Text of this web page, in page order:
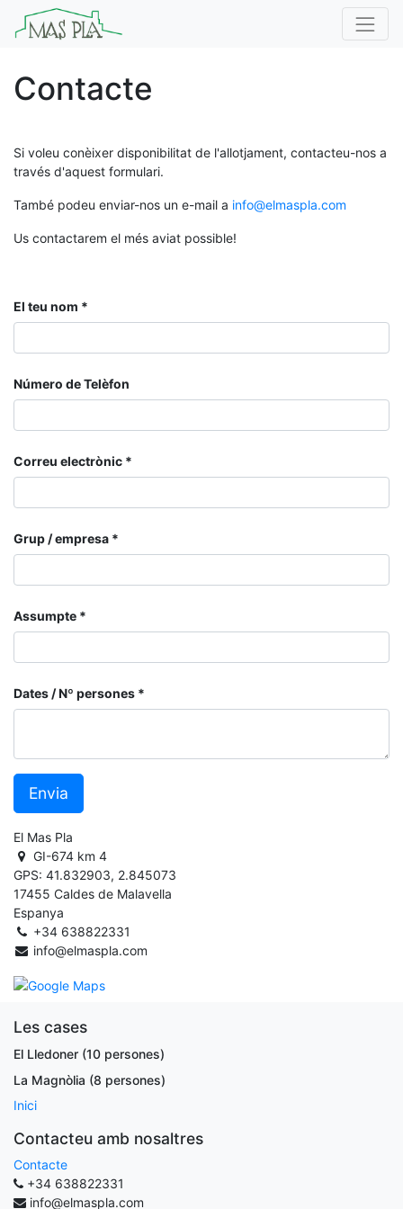
Contacte
Si voleu conèixer disponibilitat de l'allotjament, contacteu-nos a
través d'aquest formulari.
També podeu enviar-nos un e-mail a info@elmaspla.com
Us contactarem el més aviat possible!
El teu nom
Número de Telèfon
Correu electrònic
Grup / empresa
Assumpte
Dates / Nº persones
Envia
El Mas Pla
GI-674 km 4
GPS: 41.832903, 2.845073
17455 Caldes de Malavella
Espanya
+34 638822331
info@elmaspla.com
Les cases
El Lledoner (10 persones)
La Magnòlia (8 persones)
Inici
Contacteu amb nosaltres
Contacte
+34 638822331
info@elmaspla.com